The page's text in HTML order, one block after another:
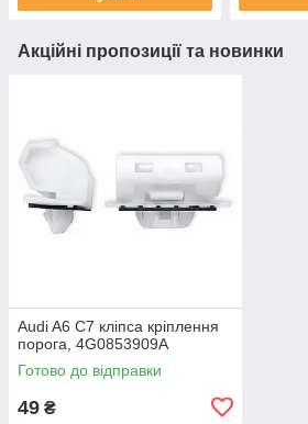
Акційні пропозиції та новинки
Audi A6 C7 кліпса кріплення
порога, 4G0853909A
Готово до відправки
49 ₴